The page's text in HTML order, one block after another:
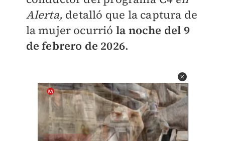
Alerta, detalló que la captura de
la mujer ocurrió la noche del 9
de febrero de 2026.